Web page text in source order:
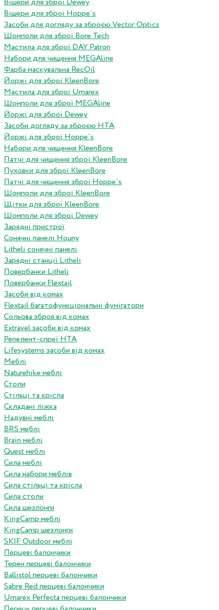
Вішери для зброї Dewey
Вішери для зброї Hoppe`s
Засоби для догляду за зброєю Vector Optics
Шомполи для зброї Bore Tech
Мастила для зброї DAY Patron
Набори для чищення MEGAline
Фарба маскувальна RecOil
Йоржі для зброї KleenBore
Мастила для зброї Umarex
Шомполи для зброї MEGAline
Йоржі для зброї Dewey
Засоби догляду за зброєю HTA
Йоржі для зброї Hoppe`s
Набори для чищення KleenBore
Патчі для чищення зброї KleenBore
Пуховки для зброї KleenBore
Патчі для чищення зброї Hoppe`s
Шомполи для зброї KleenBore
Щітки для зброї KleenBore
Шомполи для зброї Dewey
Зарядні пристрої
Сонячні панелі Houny
Litheli сонячні панелі
Зарядні станції Litheli
Повербанки Litheli
Повербанки Flextail
Засоби від комах
Flextail багатофункціональні фумігатори
Сольова зброя від комах
Extravel засоби від комах
Репелент-спреї HTA
Lifesystems засоби від комах
Меблі
Naturehike меблі
Столи
Стільці та крісла
Складані ліжка
Надувні меблі
BRS меблі
Brain меблі
Quest меблі
Сила меблі
Сила набори меблів
Сила стільці та крісла
Сила столи
Сила шезлонги
KingCamp меблі
KingCamp шезлонги
SKIF Outdoor меблі
Перцеві балончики
Терен перцеві балончики
Ballistol перцеві балончики
Sabre Red перцеві балончики
Umarex Perfecta перцеві балончики